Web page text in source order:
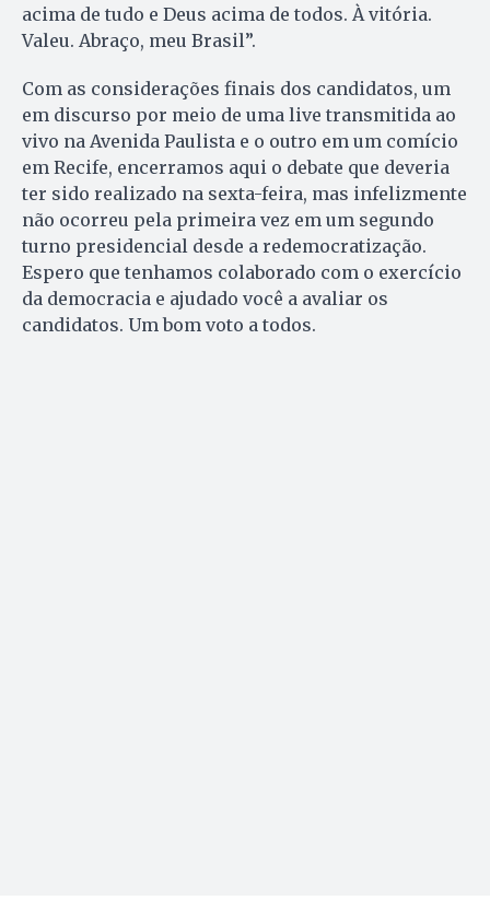
acima de tudo e Deus acima de todos. À vitória.
Valeu. Abraço, meu Brasil”.
Com as considerações finais dos candidatos, um
em discurso por meio de uma live transmitida ao
vivo na Avenida Paulista e o outro em um comício
em Recife, encerramos aqui o debate que deveria
ter sido realizado na sexta-feira, mas infelizmente
não ocorreu pela primeira vez em um segundo
turno presidencial desde a redemocratização.
Espero que tenhamos colaborado com o exercício
da democracia e ajudado você a avaliar os
candidatos. Um bom voto a todos.